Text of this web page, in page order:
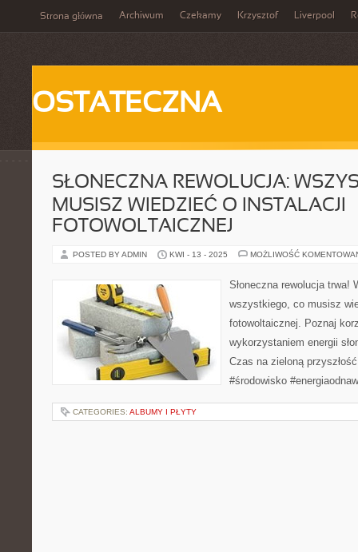
Strona główna Archiwum Czekamy Krzysztof Liverpool
OSTATECZNA
SŁONECZNA REWOLUCJA:
MUSISZ WIEDZIEĆ O INSTALACJI
FOTOWOLTAICZNEJ
POSTED BY ADMIN KWI - 13 - 2025 MOŻLIWOŚĆ
Słoneczna rewolucja trwa!
wszystkiego, co musisz
fotowoltaicznej. Poznaj
wykorzystaniem energii
Czas na zieloną
#środowisko
CATEGORIES: ALBUMY I PŁYTY